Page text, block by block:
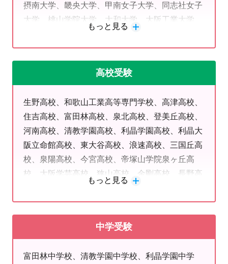
面談の日時を設定します。
↓
②学習相談・教室見学
明光義塾のシステムや進め方を説明します。
またお子様・保護者様より現在の状況・目標・ご要望を
さらに学力診断テストを行い、お子さまの得意・不得意
を把握いたします。
その中で教室長より最適な学習プラン・通塾スタイルを
ご提案させていただきます。
↓
などを最終確認して入会手続き完了です。
い。
摂南大学、畿央大学、甲南女子大学、同志社女子
大学、桃山学院大学、大和大学、大阪工業大学、
学、大阪電気通信大学、阪南大学、龍谷大学、森
ノ宮医療大学、大阪商業大学 など
もっと見る
高校受験
生野高校、和歌山工業高等専門学校、高津高校、
住吉高校、富田林高校、泉北高校、登美丘高校、
河南高校、清教学園高校、利晶学園高校、利晶大
阪立命館高校、東大谷高校、浪速高校、三国丘高
校、泉陽高校、今宮高校、帝塚山学院泉ヶ丘高
校、大阪学芸高校、狭山高校、金剛高校、長野高
南大学高校、上宮太子高校、大阪偕星高校、大阪
緑涼高校、あべの翔学高校、清明学院高校、阪南
高校、松原高校、工芸高校、農芸高校、追手門大
興國高校、大塚高校（体育科）、咲くやこの花高
もっと見る
中学受験
富田林中学校、清教学園中学校、利晶学園中学